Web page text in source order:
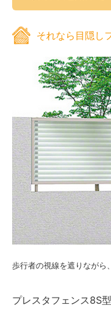
それなら目隠し
歩行者の視線を遮りながら
プレスタフェンス8S型